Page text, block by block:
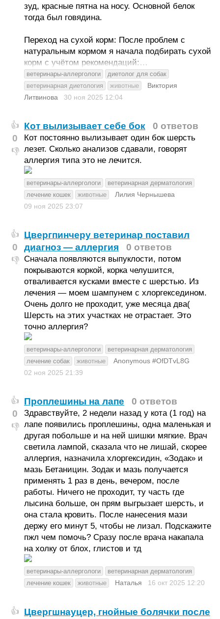
зуд, красные пятна на носу. Основной белок
тогда был говядина.
Переход на сухой корм: После проблем с
натуральным кормом я начала подбирать сухой
корм с учётом рекомендаций:…
ветеринары-аллергологи
диетолог для собак
ветеринарная диетология
животные
Виктория
Литвинова
30 ноя 2025 12:04
👍
0
👎
Кот вылизывает себе бок 0 ответов
Кот постоянно вылизывает один бок шерсть
лезет. Сколько анализов сдавали, говорят
аллергия типа это не лечится.
ветеринары-аллергологи
ветеринарная дерматология
лечение кошек
животные
Лилия Чернышева
09 ноя 2025 23:07
👍
0
👎
Цвергпинчеру ветеринар поставил
диагноз — аллергия
0 ответов
Сначала появляются выпуклости, потом
покрываются коркой, корка челушится,
отваливается кусками вместе с шерстью. Из
лечения — моем шампунем с хлоргекседином.
Очень долго не проходит, уже месяца два(
Шерсть на этих участках не отрастает. Это
точно аллергия?
ветеринары-аллергологи
ветеринарная дерматология
лечение собак
животные
Anonymous #OfDTvL8G
02 ноя 2025 21:39
👍
0
👎
Проплешины на лапе 0 ответов
Здравствуйте, 2 недели назад у кота (1 год) на
лапе появились проплешины, одна маленькая и
другая побольше и на ней шишки мягкие. Врач
светила лампой, сказала что не лишай, скорее
аллергия, назначила хлоргексидин, «Зодак» и
мазь Бетаницин. Зодак и мазь получается
применять 1 раз в день, вечером, после
работы. Ничего не проходит, ту часть где
лысина больше, он прям выгрызает шерсть, и
она стала кровить. После нанесения мази
держу его минут 5, чтобы не лизал. Подскажите
пжл чем помочь? Сразу после врача накапала
на холку от блох, глистов и тд
ветеринары-аллергологи
ветеринарная дерматология
лечение кошек
животные Наталья 16 окт 2025 12:20
👍 Цвергшнауцер, гнойные болячки после